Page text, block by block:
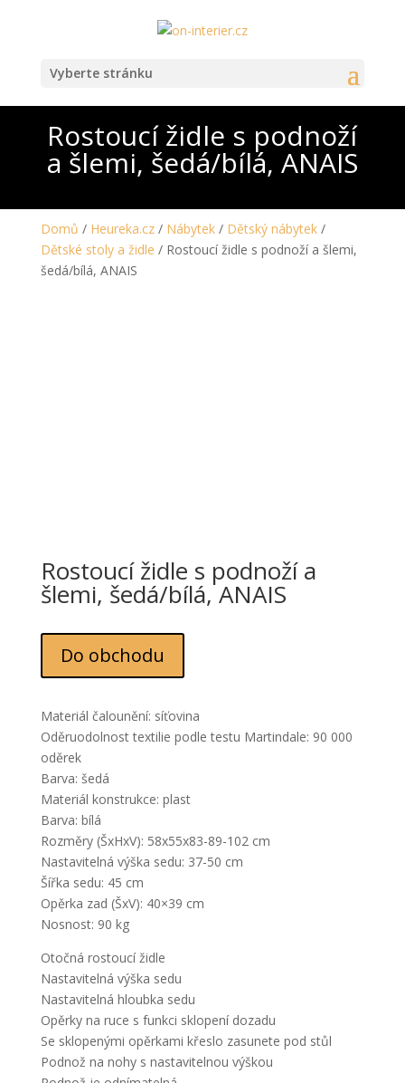
Vyberte stránku
Rostoucí židle s podnoží
a šlemi, šedá/bílá, ANAIS
Domů / Heureka.cz/ Nábytek/ Dětský nábytek/
Dětské stoly a židle / Rostoucí židle s podnoží a šlemi,
šedá/bílá, ANAIS
Rostoucí židle s podnoží a
šlemi, šedá/bílá, ANAIS
Do obchodu
Materiál čalounění: síťovina
Oděruodolnost textilie podle testu Martindale: 90 000
oděrek
Barva: šedá
Materiál konstrukce: plast
Barva: bílá
Rozměry (ŠxHxV): 58x55x83-89-102 cm
Nastavitelná výška sedu: 37-50 cm
Šířka sedu: 45 cm
Opěrka zad (ŠxV): 40×39 cm
Nosnost: 90 kg
Otočná rostoucí židle
Nastavitelná výška sedu
Nastavitelná hloubka sedu
Opěrky na ruce s funkci sklopení dozadu
Se sklopenými opěrkami křeslo zasunete pod stůl
Podnož na nohy s nastavitelnou výškou